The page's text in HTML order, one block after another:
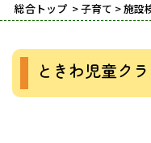
総合トップ >子育て >施設
ときわ児童ク